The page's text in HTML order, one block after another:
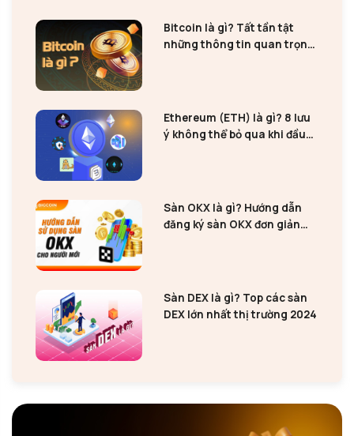
Bitcoin là gì? Tất tần tật
những thông tin quan trọng
Ethereum (ETH) là gì? 8 lưu
ý không thể bỏ qua khi đầu
Sàn OKX là gì? Hướng dẫn
đăng ký sàn OKX đơn giản
Sàn DEX là gì? Top các sàn
DEX lớn nhất thị trường 2024